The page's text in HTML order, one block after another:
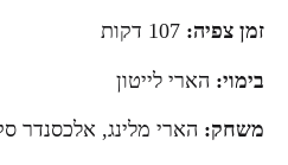
זמן צפיה:
בימוי: הארי לייטון
משחק: הארי מלינג, אלכסנדר